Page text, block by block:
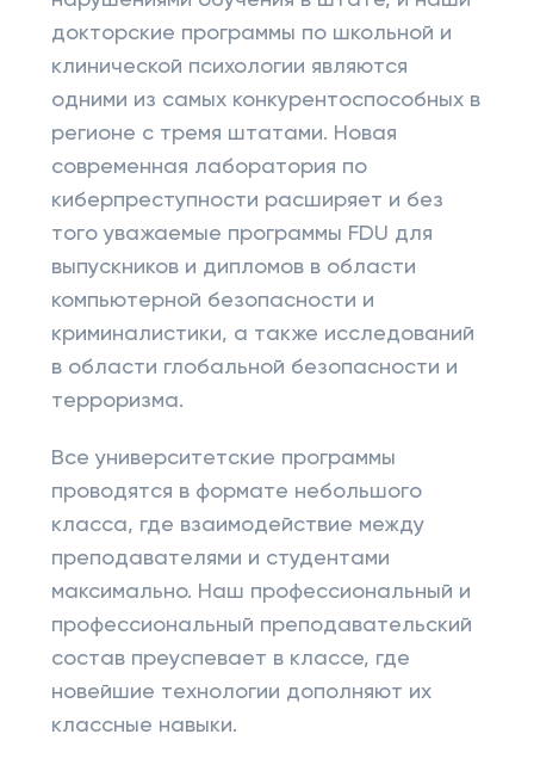
докторские программы по школьной и
клинической психологии являются
одними из самых конкурентоспособных в
регионе с тремя штатами. Новая
современная лаборатория по
киберпреступности расширяет и без
того уважаемые программы FDU для
выпускников и дипломов в области
компьютерной безопасности и
криминалистики, а также исследований
в области глобальной безопасности и
терроризма.
Все университетские программы
проводятся в формате небольшого
класса, где взаимодействие между
преподавателями и студентами
максимально. Наш профессиональный и
профессиональный преподавательский
состав преуспевает в классе, где
новейшие технологии дополняют их
классные навыки.